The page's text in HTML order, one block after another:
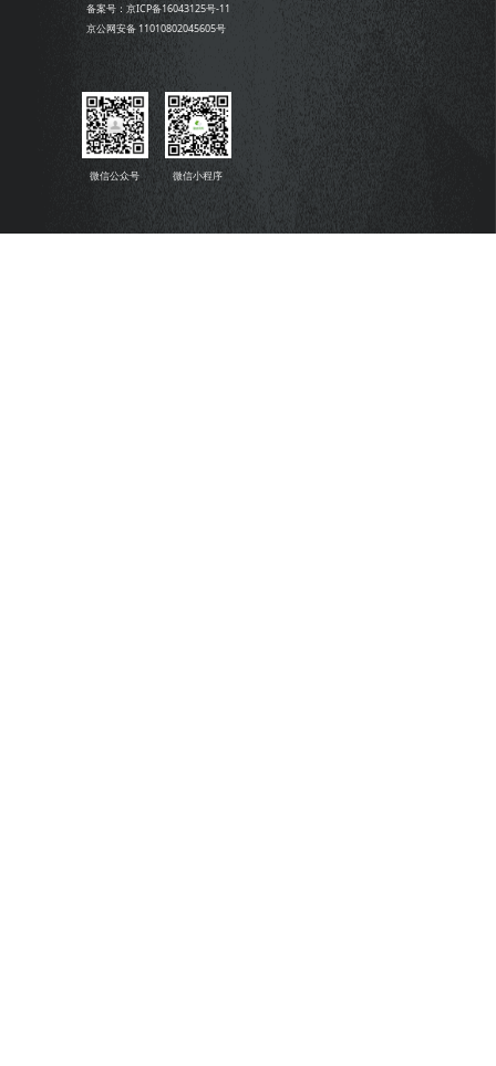
备案号：京ICP备16043125号-11
京公网安备 11010802045605号
微信公众号 微信小程序